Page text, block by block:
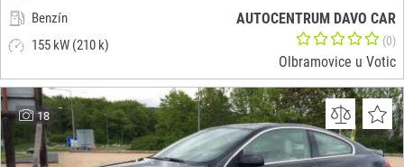
Benzín
155 kW (210 k)
AUTOCENTRUM DAVO CAR
(0)
Olbramovice u Votic
18